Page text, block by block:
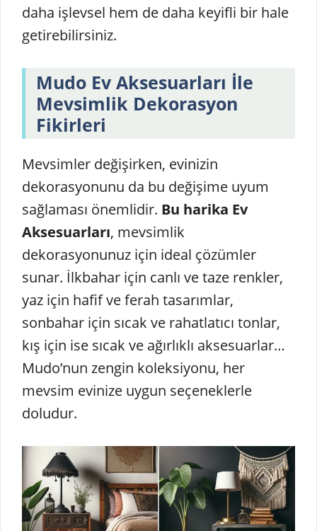
daha işlevsel hem de daha keyifli bir hale
getirebilirsiniz.
Mudo Ev Aksesuarları İle
Mevsimlik Dekorasyon
Fikirleri
Mevsimler değişirken, evinizin
dekorasyonunu da bu değişime uyum
sağlaması önemlidir. Bu harika Ev
Aksesuarları, mevsimlik
dekorasyonunuz için ideal çözümler
sunar. İlkbahar için canlı ve taze renkler,
yaz için hafif ve ferah tasarımlar,
sonbahar için sıcak ve rahatlatıcı tonlar,
kış için ise sıcak ve ağırlıklı aksesuarlar…
Mudo’nun zengin koleksiyonu, her
mevsim evinize uygun seçeneklerle
doludur.